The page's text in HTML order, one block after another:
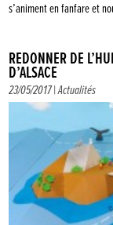
s’animent en fanfare et
REDONNER DE
D’ALSACE
23/05/2017 |Actualités